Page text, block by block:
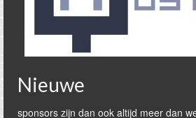
Nieuwe
sponsors zijn dan ook altijd meer dan